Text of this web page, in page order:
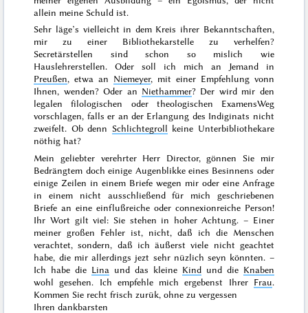
allein meine Schuld ist.
Sehr läge’s vielleicht in dem Kreis ihrer Bekanntschaften,
mir zu einer Bibliothekarstelle zu verhelfen?
Secretärstellen sind schon so mislich wie
Hauslehrerstellen. Oder soll ich mich an Jemand in
Preußen, etwa an Niemeyer, mit einer Empfehlung vonn
Ihnen, wenden? Oder an Niethammer? Der wird mir den
legalen filologischen oder theologischen ExamensWeg
vorschlagen, falls er an der Erlangung des Indiginats nicht
zweifelt. Ob denn Schlichtegroll keine Unterbibliothekare
nöthig hat?
Mein geliebter verehrter Herr Director, gönnen Sie mir
Bedrängtem doch einige Augenblikke eines Besinnens oder
einige Zeilen in einem Briefe wegen mir oder eine Anfrage
in einem nicht ausschließend für mich geschriebenen
Briefe an eine einflußreiche oder connexionreiche Person!
Ihr Wort gilt viel: Sie stehen in hoher Achtung. – Einer
meiner großen Fehler ist, nicht, daß ich die Menschen
verachtet, sondern, daß ich äußerst viele nicht geachtet
habe, die mir allerdings jezt sehr nüzlich seyn könnten. –
Ich habe die Lina und das kleine Kindund die Knaben
wohl gesehen. Ich empfehle mich ergebenst Ihrer Frau.
Kommen Sie recht frisch zurük, ohne zu vergessen
Ihren dankbarsten